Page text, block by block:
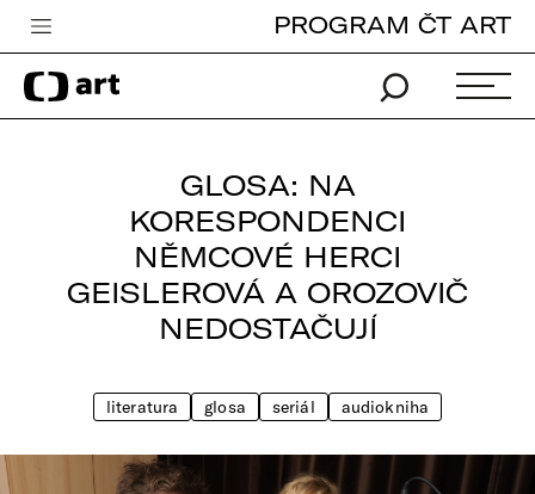
Česká televize
Zpravodajství
Pro děti
PROGRAM ČT ART
GLOSA: NA
KORESPONDENCI
NĚMCOVÉ HERCI
GEISLEROVÁ A OROZOVIČ
NEDOSTAČUJÍ
literatura glosa seriál audiokniha